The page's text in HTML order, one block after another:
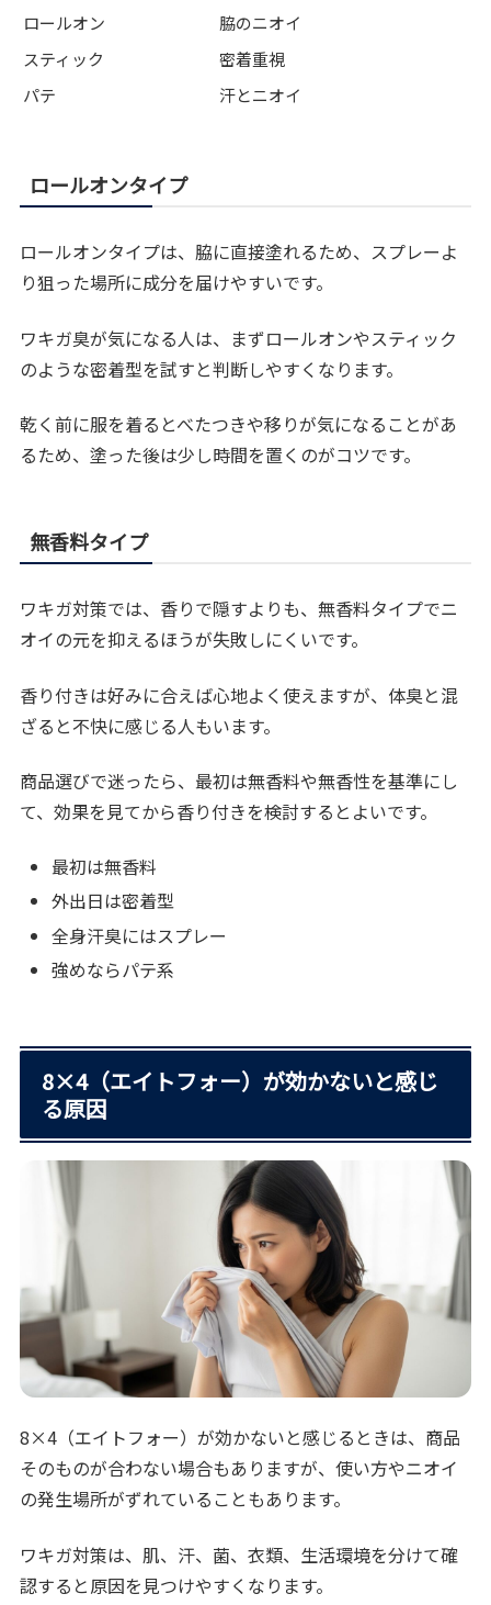
ロールオン
脇のニオイ
スティック
密着重視
パテ
汗とニオイ
ロールオンタイプ
ロールオンタイプは、脇に直接塗れるため、スプレーよ
り狙った場所に成分を届けやすいです。
ワキガ臭が気になる人は、まずロールオンやスティック
のような密着型を試すと判断しやすくなります。
乾く前に服を着るとべたつきや移りが気になることがあ
るため、塗った後は少し時間を置くのがコツです。
無香料タイプ
ワキガ対策では、香りで隠すよりも、無香料タイプでニ
オイの元を抑えるほうが失敗しにくいです。
香り付きは好みに合えば心地よく使えますが、体臭と混
ざると不快に感じる人もいます。
商品選びで迷ったら、最初は無香料や無香性を基準にし
て、効果を見てから香り付きを検討するとよいです。
最初は無香料
外出日は密着型
全身汗臭にはスプレー
強めならパテ系
8×4（エイトフォー）が効かないと感じ
る原因
8×4（エイトフォー）が効かないと感じるときは、商品
そのものが合わない場合もありますが、使い方やニオイ
の発生場所がずれていることもあります。
ワキガ対策は、肌、汗、菌、衣類、生活環境を分けて確
認すると原因を見つけやすくなります。